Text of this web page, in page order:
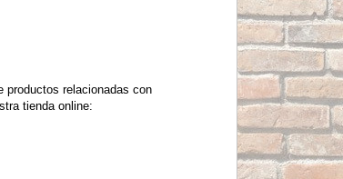
productos relacionadas con
tienda online: